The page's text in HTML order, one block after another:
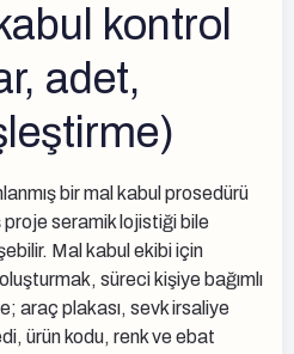
kontrol
adet,
bir mal kabul prosedürü
proje seramik lojistiği bile
Mal kabul ekibi için
süreci kişiye bağımlı
araç plakası, sevk irsaliye
ürün kodu, renk ve ebat